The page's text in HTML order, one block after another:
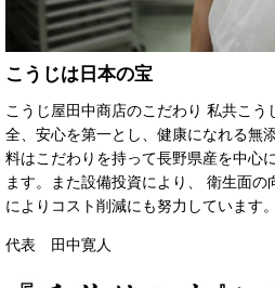
こうじは日本の宝
こうじ屋田中商店のこだわり 私共こ
全、安心を第一とし、健康になれる無
料はこだわりを持って長野県産を中心
ます。また設備投資により、 衛生面
によりコスト削減にも努力しています。
代表 田中寛人